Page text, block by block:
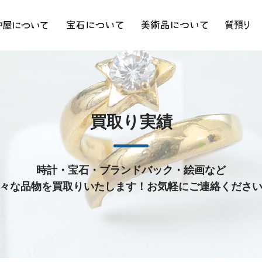
買取り実績
時計・宝石・ブランドバック・絵画など
な品物を買取りいたします！お気軽にご連絡くださ